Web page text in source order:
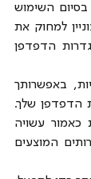
חיבור עם שם משתמש וסיסמא, הקוקיות לא ימחקו בסיום השימוש
והן ישמרו במכשיר ממנו גלשת באתר. אם הנך מעוניין למחוק את
הקוקיות ממחשבך, ניתן לעשות זאת באמצעות הגדרות הדפדפן
­­­­­- אם ברצונך להימנע מלקבל קוקיות, באפשרותך